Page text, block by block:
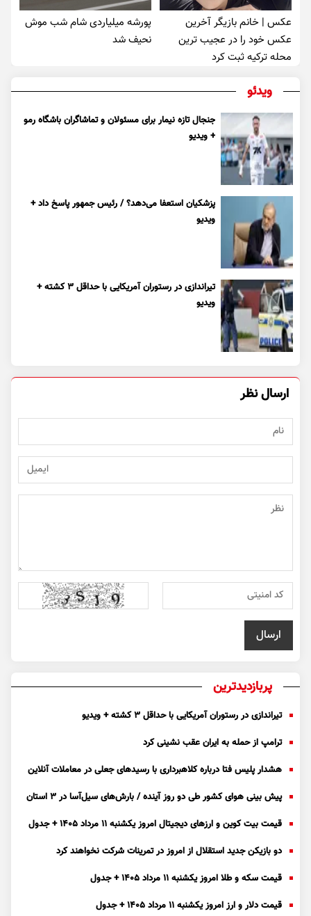
عکس | خانم بازیگر آخرین
عکس خود را در عجیب ترین
محله ترکیه ثبت کرد
پورشه میلیاردی شام شب موش‌
نحیف شد
ویدئو
جنجال تازه نیمار برای مسئولان و تماشاگران باشگاه رمو
+ ویدیو
پزشکیان استعفا می‌دهد؟ / رئیس جمهور پاسخ داد +
ویدیو
تیراندازی در رستوران آمریکایی با حداقل ۳ کشته +
ویدیو
ارسال نظر
پربازدیدترین
تیراندازی در رستوران آمریکایی با حداقل ۳ کشته + ویدیو
ترامپ از حمله به ایران عقب نشینی کرد
هشدار پلیس فتا درباره کلاهبرداری با رسید‌های جعلی در معاملات آنلاین
پیش بینی هوای کشور طی دو روز آینده / بارش‌های سیل‌آسا در ۳ استان
قیمت بیت کوین و ارز‌های دیجیتال امروز یکشنبه ۱۱ مرداد ۱۴۰۵ + جدول
دو بازیکن جدید استقلال از امروز در تمرینات شرکت نخواهند کرد
قیمت سکه و طلا امروز یکشنبه ۱۱ مرداد ۱۴۰۵ + جدول
قیمت دلار و ارز امروز یکشنبه ۱۱ مرداد ۱۴۰۵ + جدول